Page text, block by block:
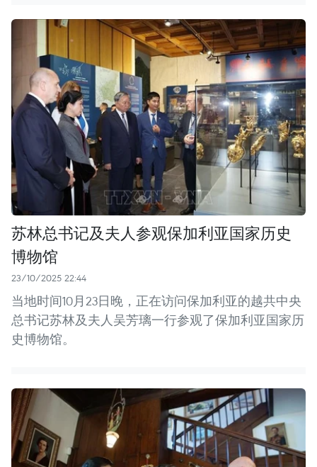
苏林总书记及夫人参观保加利亚国家历史
博物馆
23/10/2025 22:44
当地时间10月23日晚，正在访问保加利亚的越共中央
总书记苏林及夫人吴芳璃一行参观了保加利亚国家历
史博物馆。